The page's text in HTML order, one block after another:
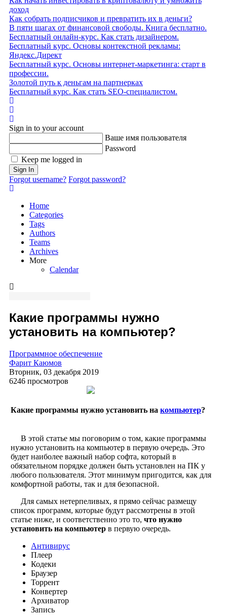
доход
Как собрать подписчиков и превратить их в деньги?
В пяти шагах от финансовой свободы. Книга бесплатно.
Бесплатный онлайн-курс. Как стать дизайнером.
Бесплатный курс. Основы контекстной рекламы:
Яндекс.Директ
Бесплатный курс. Основы интернет-маркетинга: старт в
профессии.
Золотой путь к деньгам на партнерках
Бесплатный курс. Как стать SEO‑специалистом.
Sign in to your account
Ваше имя пользователя
Password
Keep me logged in
Sign In
Forgot username? Forgot password?
Home
Categories
Tags
Authors
Teams
Archives
More
Calendar
Какие программы нужно
установить на компьютер?
Программное обеспечение
Фарит Каюмов
Вторник, 03 декабря 2019
6246 просмотров
Какие программы нужно установить на компьютер?
В этой статье мы поговорим о том, какие программы
нужно установить на компьютер в первую очередь. Это
будет наиболее важный набор софта, который в
обязательном порядке должен быть установлен на ПК у
любого пользователя. Этот минимум пригодится, как для
комфортной работы, так и для безопасной.
Для самых нетерпеливых, я прямо сейчас размещу
список программ, которые будут рассмотрены в этой
статье ниже, и соответственно это то, что нужно
установить на компьютер в первую очередь.
Антивирус
Плеер
Кодеки
Браузер
Торрент
Конвертер
Архиватор
Запись